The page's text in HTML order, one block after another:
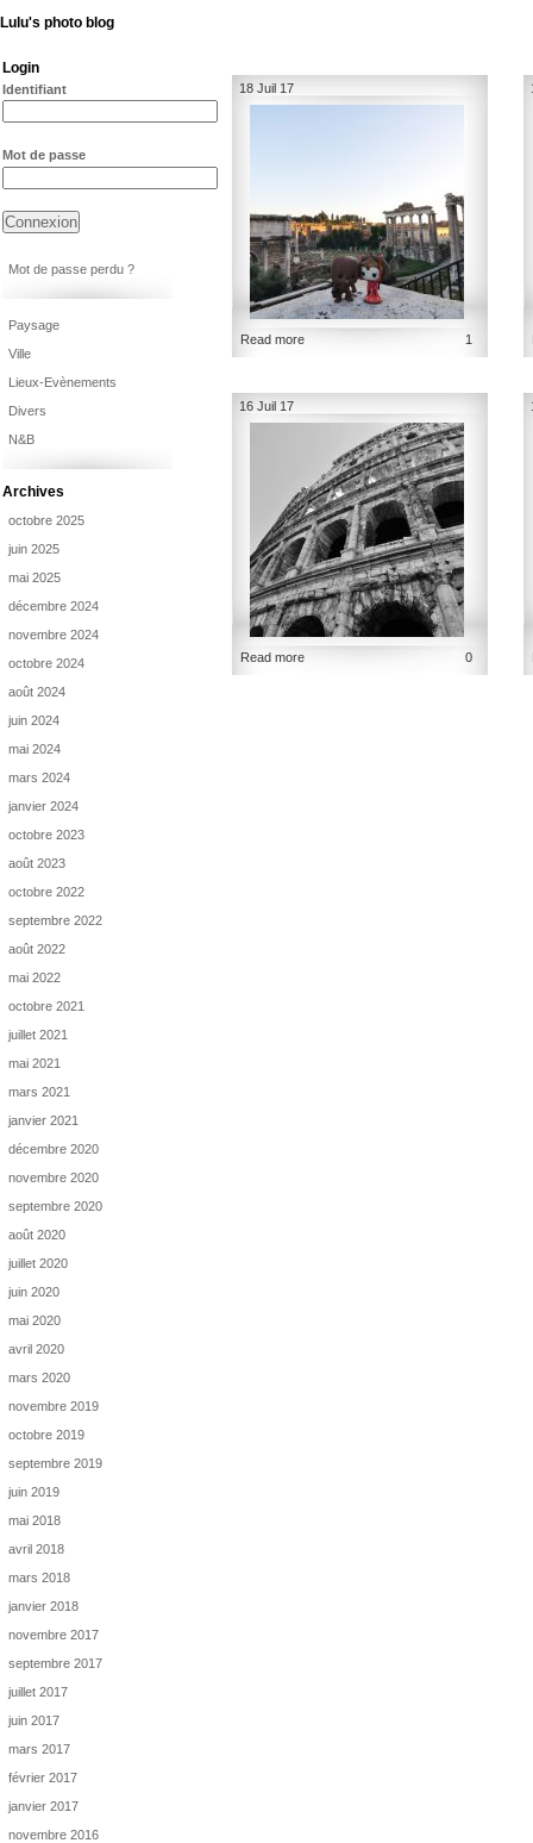
Lulu's photo blog
18 Juil 17
Read more 1
16 Juil 17
Read more 0
Login
Identifiant
Mot de passe
Mot de passe perdu ?
Paysage
Ville
Lieux-Evènements
Divers
N&B
Archives
octobre 2025
juin 2025
mai 2025
décembre 2024
novembre 2024
octobre 2024
août 2024
juin 2024
mai 2024
mars 2024
janvier 2024
octobre 2023
août 2023
octobre 2022
septembre 2022
août 2022
mai 2022
octobre 2021
juillet 2021
mai 2021
mars 2021
janvier 2021
décembre 2020
novembre 2020
septembre 2020
août 2020
juillet 2020
juin 2020
mai 2020
avril 2020
mars 2020
novembre 2019
octobre 2019
septembre 2019
juin 2019
mai 2018
avril 2018
mars 2018
janvier 2018
novembre 2017
septembre 2017
juillet 2017
juin 2017
mars 2017
février 2017
janvier 2017
novembre 2016